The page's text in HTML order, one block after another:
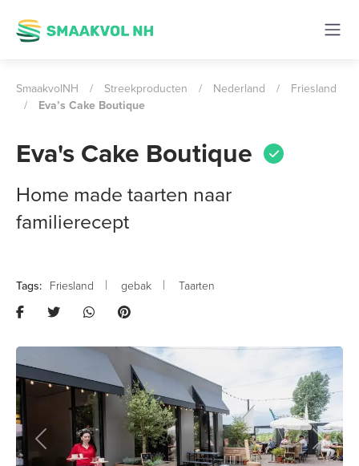
SmaakvolNH / Streekproducten / Nederland /
Friesland
/
Eva’s Cake Boutique
Eva's Cake Boutique
Home made taarten naar
familierecept
Friesland gebak Taarten
Previous Next